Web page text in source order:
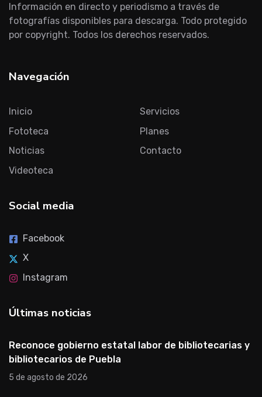
Información en directo y periodismo a través de
fotografías disponibles para descarga. Todo protegido
por copyright. Todos los derechos reservados.
Navegación
Inicio
Fototeca
Noticias
Videoteca
Servicios
Planes
Contacto
Social media
Facebook
X
Instagram
Últimas noticias
Reconoce gobierno estatal labor de bibliotecarias y
bibliotecarios de Puebla
5 de agosto de 2026